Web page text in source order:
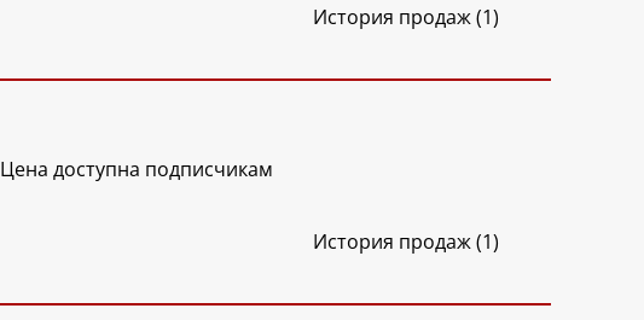
История продаж (1)
Цена доступна подписчикам
История продаж (1)